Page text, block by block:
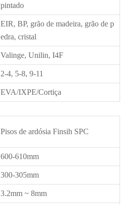
pintado
EIR, BP, grão de madeira, grão de p
edra, cristal
Valinge, Unilin, I4F
2-4, 5-8, 9-11
EVA/IXPE/Cortiça
Pisos de ardósia Finsih SPC
600-610mm
300-305mm
3.2mm ~ 8mm